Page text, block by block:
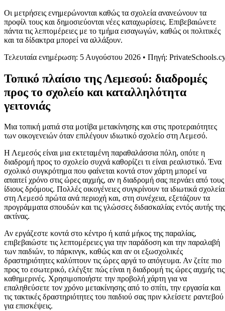
Οι μετρήσεις ενημερώνονται καθώς τα σχολεία ανανεώνουν τα
προφίλ τους και δημοσιεύονται νέες καταχωρίσεις. Επιβεβαιώνετε
πάντα τις λεπτομέρειες με το τμήμα εισαγωγών, καθώς οι πολιτικές
και τα δίδακτρα μπορεί να αλλάξουν.
Τελευταία ενημέρωση: 5 Αυγούστου 2026 • Πηγή:
Τοπικό πλαίσιο της Λεμεσού: διαδρομές
προς το σχολείο και καταλληλότητα
γειτονιάς
Μια τοπική ματιά στα μοτίβα μετακίνησης και στις προτεραιότητες
των οικογενειών όταν επιλέγουν ιδιωτικό σχολείο στη Λεμεσό.
Η Λεμεσός είναι μια εκτεταμένη παραθαλάσσια πόλη, οπότε η
διαδρομή προς το σχολείο συχνά καθορίζει τι είναι ρεαλιστικό. Ένα
σχολικό συγκρότημα που φαίνεται κοντά στον χάρτη μπορεί να
απαιτεί χρόνο στις ώρες αιχμής, αν η διαδρομή σας περνάει από τους
ίδιους δρόμους. Πολλές οικογένειες συγκρίνουν τα ιδιωτικά σχολεία
στη Λεμεσό πρώτα ανά περιοχή και, στη συνέχεια, εξετάζουν τα
προγράμματα σπουδών και τις γλώσσες διδασκαλίας εντός αυτής της
ακτίνας.
Αν εργάζεστε κοντά στο κέντρο ή κατά μήκος της παραλίας,
επιβεβαιώστε τις λεπτομέρειες για την παράδοση και την παραλαβή
των παιδιών, το πάρκινγκ, καθώς και αν οι εξωσχολικές
δραστηριότητες καλύπτουν τις ώρες αργά το απόγευμα. Αν ζείτε πιο
προς το εσωτερικό, ελέγξτε πώς είναι η διαδρομή τις ώρες αιχμής τις
καθημερινές. Χρησιμοποιήστε την προβολή χάρτη για να
επαληθεύσετε τον χρόνο μετακίνησης από το σπίτι, την εργασία και
τις τακτικές δραστηριότητες του παιδιού σας πριν κλείσετε ραντεβού
για επισκέψεις.